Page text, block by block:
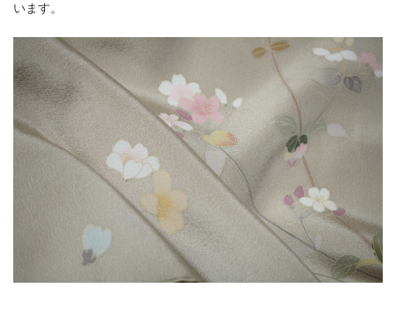
います。